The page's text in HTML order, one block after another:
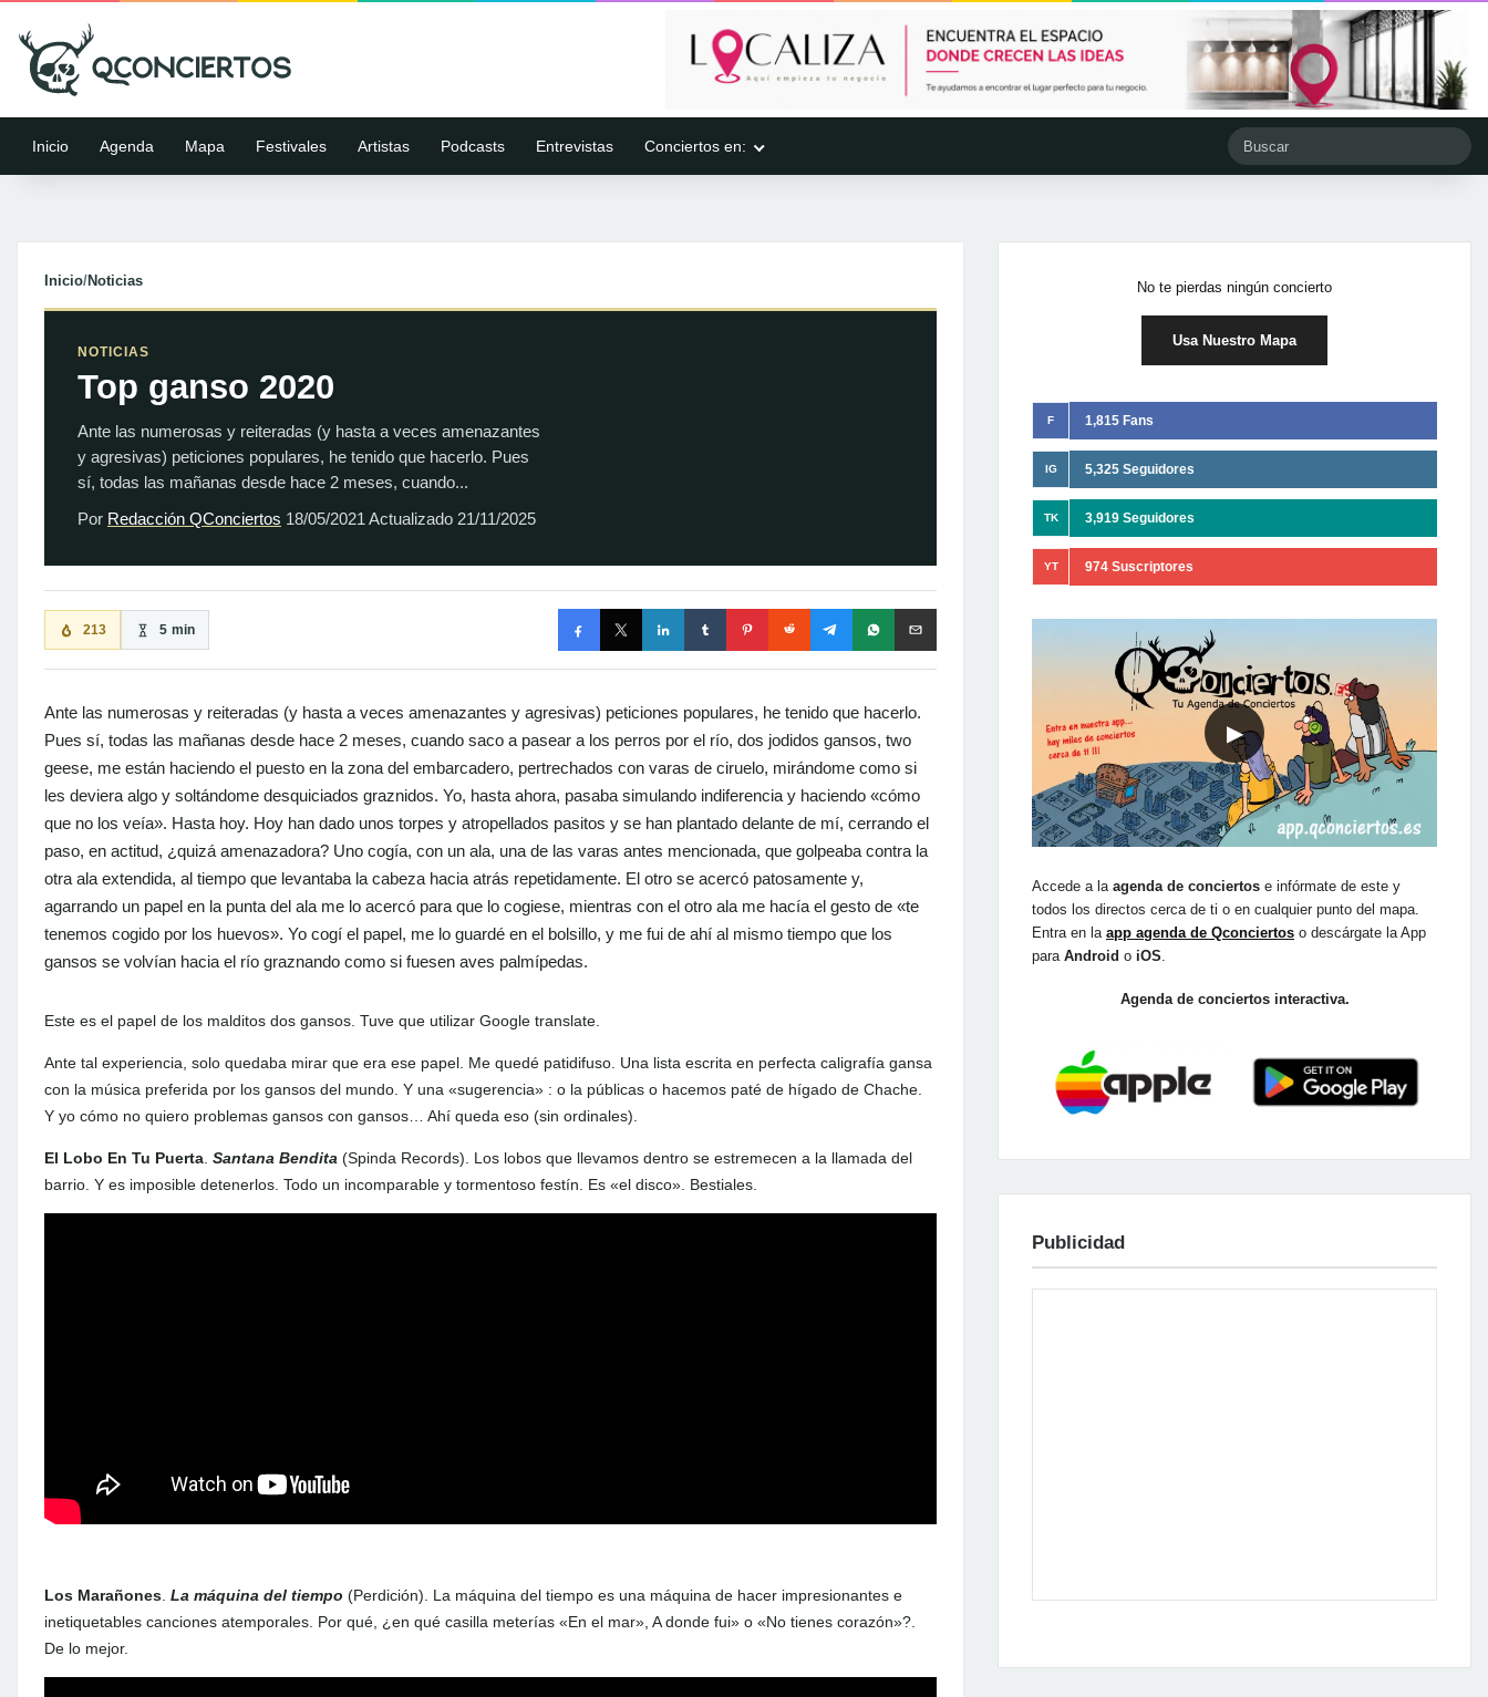
Inicio Agenda Mapa Festivales Artistas Podcasts Entrevistas Conciertos en:
Inicio/Noticias
NOTICIAS
Top ganso 2020
Ante las numerosas y reiteradas (y hasta a veces amenazantes
y agresivas) peticiones populares, he tenido que hacerlo. Pues
sí, todas las mañanas desde hace 2 meses, cuando...
Por Redacción QConciertos 18/05/2021 Actualizado 21/11/2025
213 5 min
Ante las numerosas y reiteradas (y hasta a veces amenazantes y agresivas) peticiones populares, he tenido que hacerlo.
Pues sí, todas las mañanas desde hace 2 meses, cuando saco a pasear a los perros por el río, dos jodidos gansos, two
geese, me están haciendo el puesto en la zona del embarcadero, pertrechados con varas de ciruelo, mirándome como si
les deviera algo y soltándome desquiciados graznidos. Yo, hasta ahora, pasaba simulando indiferencia y haciendo «cómo
que no los veía». Hasta hoy. Hoy han dado unos torpes y atropellados pasitos y se han plantado delante de mí, cerrando el
paso, en actitud, ¿quizá amenazadora? Uno cogía, con un ala, una de las varas antes mencionada, que golpeaba contra la
otra ala extendida, al tiempo que levantaba la cabeza hacia atrás repetidamente. El otro se acercó patosamente y,
agarrando un papel en la punta del ala me lo acercó para que lo cogiese, mientras con el otro ala me hacía el gesto de «te
tenemos cogido por los huevos». Yo cogí el papel, me lo guardé en el bolsillo, y me fui de ahí al mismo tiempo que los
gansos se volvían hacia el río graznando como si fuesen aves palmípedas.
Este es el papel de los malditos dos gansos. Tuve que utilizar Google translate.
Ante tal experiencia, solo quedaba mirar que era ese papel. Me quedé patidifuso. Una lista escrita en perfecta caligrafía gansa
con la música preferida por los gansos del mundo. Y una «sugerencia» : o la públicas o hacemos paté de hígado de Chache.
Y yo cómo no quiero problemas gansos con gansos… Ahí queda eso (sin ordinales).
El Lobo En Tu Puerta Santana Bendita (Spinda Records). Los lobos que llevamos dentro se estremecen a la llamada del
barrio. Y es imposible detenerlos. Todo un incomparable y tormentoso festín. Es «el disco». Bestiales.
Los Marañones La máquina del tiempo (Perdición). La máquina del tiempo es una máquina de hacer impresionantes e
inetiquetables canciones atemporales. Por qué, ¿en qué casilla meterías «En el mar», A donde fui» o «No tienes corazón»?.
De lo mejor.
No te pierdas ningún concierto
Usa Nuestro Mapa
F 1,815 Fans
IG 5,325 Seguidores
TK 3,919 Seguidores
YT 974 Suscriptores
▶
Accede a la agenda de conciertos e infórmate de este y
todos los directos cerca de ti o en cualquier punto del mapa.
Entra en la app agenda de Qconciertos o descárgate la App
para Android o iOS.
Agenda de conciertos interactiva.
Publicidad